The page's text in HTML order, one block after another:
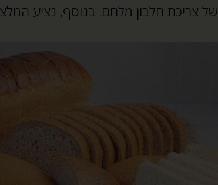
של צריכת חלבון מלחם. בנוסף, נציע